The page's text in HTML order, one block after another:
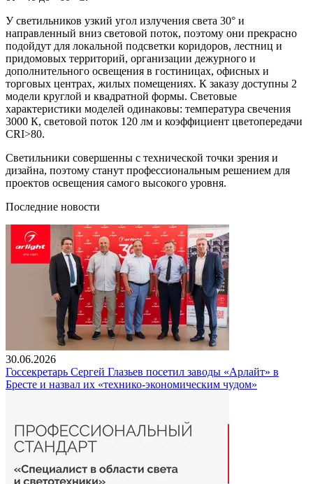
У светильников узкий угол излучения света 30° и
направленный вниз световой поток, поэтому они прекрасно
подойдут для локальной подсветки коридоров, лестниц и
придомовых территорий, организации дежурного и
дополнительного освещения в гостиницах, офисных и
торговых центрах, жилых помещениях. К заказу доступны 2
модели круглой и квадратной формы. Световые
характеристики моделей одинаковы: температура свечения
3000 К, световой поток 120 лм и коэффициент цветопередачи
CRI>80.
Светильники совершенны с технической точки зрения и
дизайна, поэтому станут профессиональным решением для
проектов освещения самого высокого уровня.
Последние новости
30.06.2026
Госсекретарь Сергей Глазьев посетил заводы «Арлайт» в
Бресте и назвал их «технико-экономическим чудом»